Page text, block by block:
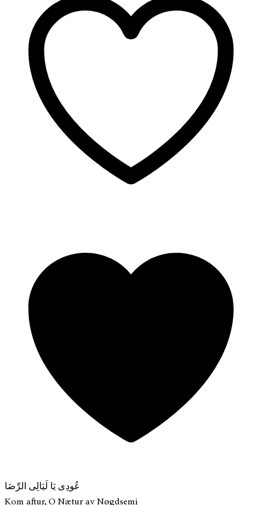
عُودِى يَا لَيَالِى الرِّضَا
Kom aftur, O Nætur av Nøgdsemi